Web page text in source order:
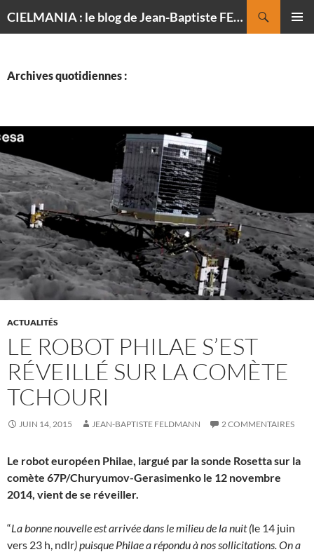
CIELMANIA : le blog de Jean-Baptiste FELDMANN, photographe du ciel
Archives quotidiennes :
ACTUALITÉS
LE ROBOT PHILAE S’EST
RÉVEILLÉ SUR LA COMÈTE
TCHOURI
JUIN 14, 2015 JEAN-BAPTISTE FELDMANN 2 COMMENTAIRES
Le robot européen Philae, largué par la sonde Rosetta sur la
comète 67P/Churyumov-Gerasimenko le 12 novembre
2014, vient de se réveiller.
“La bonne nouvelle est arrivée dans le milieu de la nuit (le 14 juin
vers 23 h, ndlr) puisque Philae a répondu à nos sollicitations. On a